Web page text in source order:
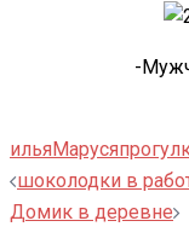
-
ильяМаруся
Навигация
записи
шоколодки в
Домик в деревне